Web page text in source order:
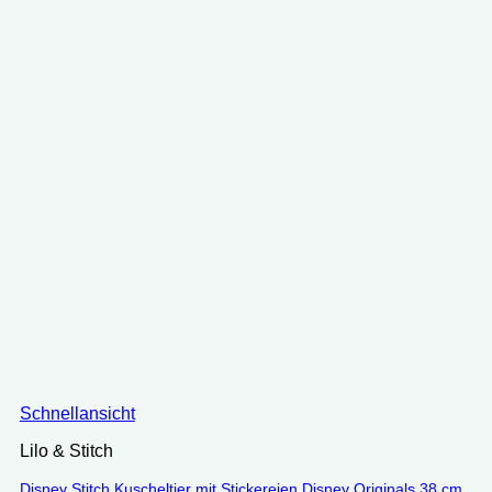
Schnellansicht
Lilo & Stitch
Disney Stitch Kuscheltier mit Stickereien Disney Originals 38 cm